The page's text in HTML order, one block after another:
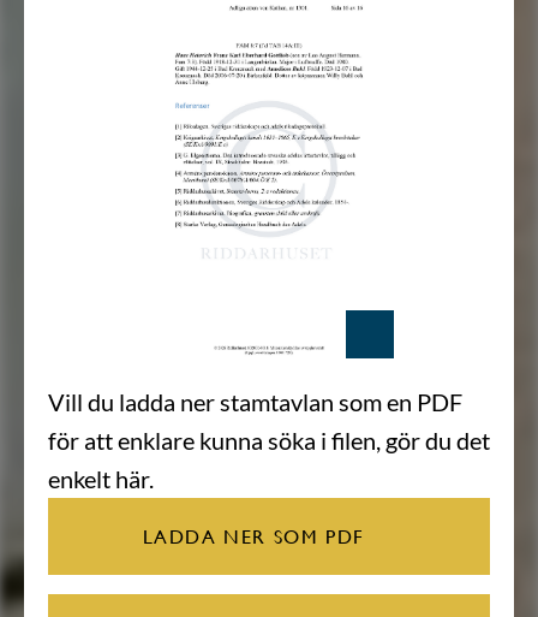
Vill du ladda ner stamtavlan som en PDF
för att enklare kunna söka i filen, gör du det
enkelt här.
LADDA NER SOM PDF